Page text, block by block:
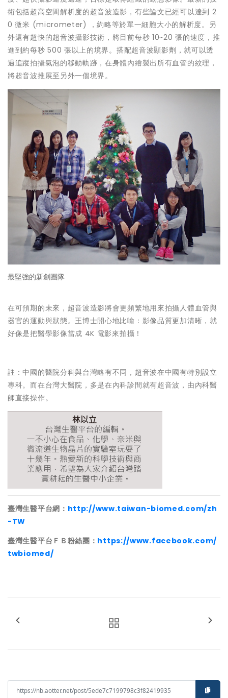
術包括超高空間解析度的超音波造影，有些論文已經可以達到 2
0 微米 (micrometer) ，約略等於單一細胞大小的解析度。另
外還有超快的超音波攝影技術，將目前每秒 10~20 張的速度，推
進到約每秒 500 張以上的境界。搭配超音波顯影劑，就可以透
過追蹤拍攝氣泡的移動軌跡，在身體內繪製出所有血管的紋理，
將超音波推展至另外一個境界。
最堅強的新創團隊
在可預期的未來，超音波造影將會更頻繁地用來拍攝人體血管與
器官的運動與狀態。王博士開心地比喻：影像品質更加清晰，就
好像是把醫學影像當成 4K 電影來拍攝！
註：中國的醫院分科與台灣略有不同，超音波在中國有特別設立
專科。而在台灣大醫院，多是在內科診間就有超音波，由內科醫
師直接操作。
臺灣生醫平台網： http://www.taiwan-biomed.com/zh
-TW
臺灣生醫平台ＦＢ粉絲團： https://www.facebook.com/
twbiomed/